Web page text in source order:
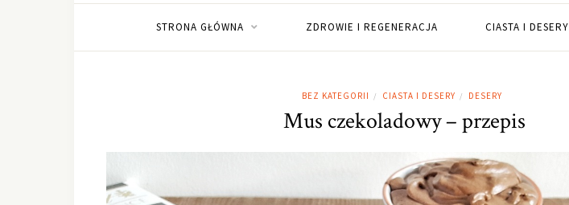
STRONA GŁÓWNA ZDROWIE I REGENERACJA CIASTA I DESERY
BEZ KATEGORII / CIASTA I DESERY / DESERY
Mus czekoladowy – przepis